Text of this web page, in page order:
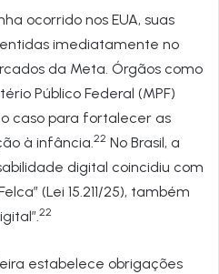
ocorrido nos EUA, suas
imediatamente no
da Meta. Órgãos como
Público Federal (MPF)
caso para fortalecer as
à infância.22 No Brasil, a
digital coincidiu com
(Lei 15.211/25), também
22
estabelece obrigações